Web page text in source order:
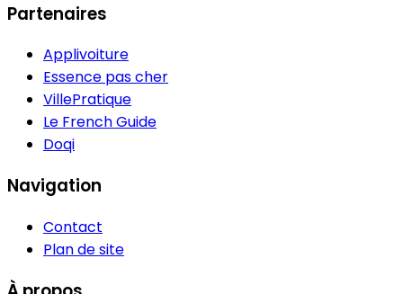
Partenaires
Applivoiture
Essence pas cher
VillePratique
Le French Guide
Doqi
Navigation
Contact
Plan de site